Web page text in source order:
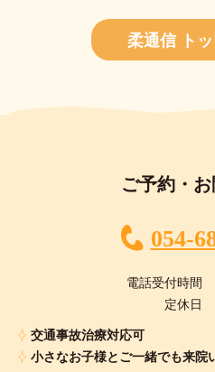
柔通信 ト
ご予約・
054-
電話受付時間
定休日
交通事故治療対応可
小さなお子様とご一緒でも来院